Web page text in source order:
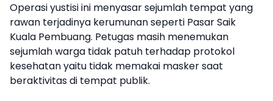
Operasi yustisi ini menyasar sejumlah tempat yang
rawan terjadinya kerumunan seperti Pasar Saik
Kuala Pembuang. Petugas masih menemukan
sejumlah warga tidak patuh terhadap protokol
kesehatan yaitu tidak memakai masker saat
beraktivitas di tempat publik.